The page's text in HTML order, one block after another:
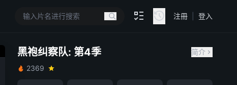
注冊 登入
黑袍纠察队: 第4季
简介
2369